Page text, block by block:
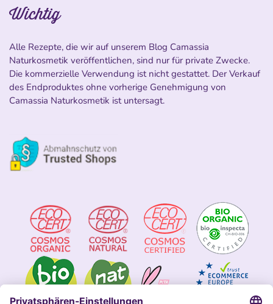
Wichtig
Alle Rezepte, die wir auf unserem Blog Camassia
Naturkosmetik veröffentlichen, sind nur für private Zwecke.
Die kommerzielle Verwendung ist nicht gestattet. Der Verkauf
des Endproduktes ohne vorherige Genehmigung von
Camassia Naturkosmetik ist untersagt.